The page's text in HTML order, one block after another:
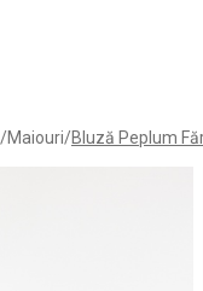
/Maiouri/Bluză Peplum